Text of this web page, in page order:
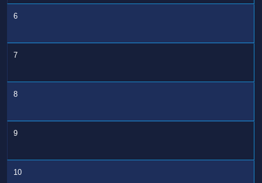
6
7
8
9
10